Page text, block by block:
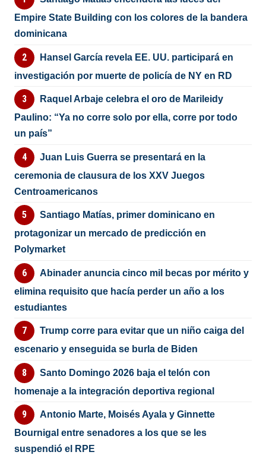
Empire State Building con los colores de la bandera
dominicana
Hansel García revela EE. UU. participará en
investigación por muerte de policía de NY en RD
Raquel Arbaje celebra el oro de Marileidy
Paulino: “Ya no corre solo por ella, corre por todo
un país”
Juan Luis Guerra se presentará en la
ceremonia de clausura de los XXV Juegos
Centroamericanos
Santiago Matías, primer dominicano en
protagonizar un mercado de predicción en
Polymarket
Abinader anuncia cinco mil becas por mérito y
elimina requisito que hacía perder un año a los
estudiantes
Trump corre para evitar que un niño caiga del
escenario y enseguida se burla de Biden
Santo Domingo 2026 baja el telón con
homenaje a la integración deportiva regional
Antonio Marte, Moisés Ayala y Ginnette
Bournigal entre senadores a los que se les
suspendió el RPE